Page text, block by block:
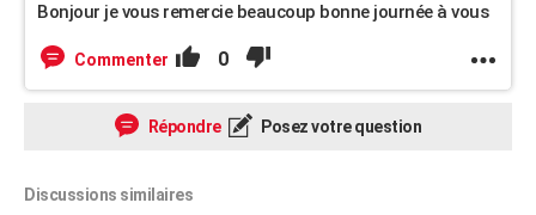
Bonjour je vous remercie beaucoup bonne journée à vous
Commenter 0
Répondre Posez votre question
Discussions similaires